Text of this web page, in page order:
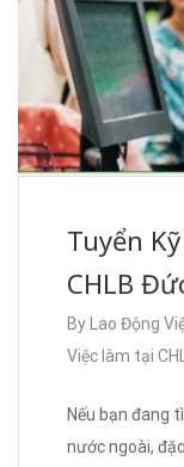
Tuyển
CHLB
By Lao Động
Việc làm tại
Nếu bạn đang
nước ngoài,